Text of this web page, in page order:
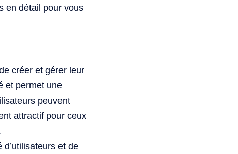
en détail pour vous
créer et gérer leur
et permet une
peuvent
attractif pour ceux
et de